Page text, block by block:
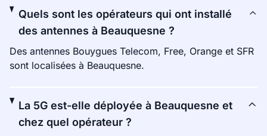
Quels sont les opérateurs qui ont installé
des antennes à Beauquesne ?
Des antennes Bouygues Telecom, Free, Orange et SFR
sont localisées à Beauquesne.
La 5G est-elle déployée à Beauquesne et
chez quel opérateur ?